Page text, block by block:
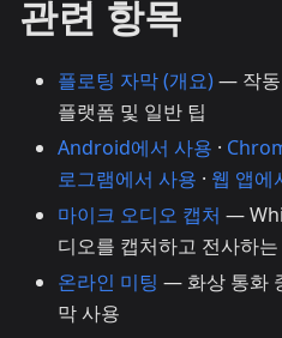
관련 항목
플로팅 자막 (개요)— 작동
플랫폼 및 일반 팁
Android에서 사용 ·
로그램에서 사용 · 웹 앱에
마이크 오디오 캡처 —
디오를 캡처하고 전사하는
온라인 미팅 — 화상 통화
막 사용